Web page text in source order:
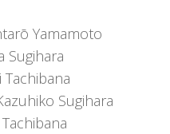
Yamamoto
Sugihara
Sugihara